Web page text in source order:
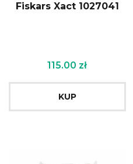
Fiskars Xact 1027041
115.00 zł
KUP